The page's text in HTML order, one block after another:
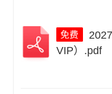
VIP）.pdf